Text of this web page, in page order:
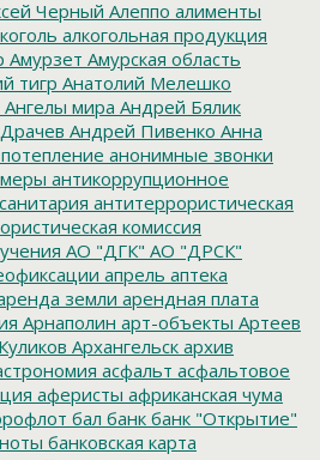
Черный Алеппо алименты
алкогольная продукция
Амурзет Амурская область
тигр Анатолий Мелешко
Ангелы мира Андрей Бялик
Андрей Пивенко Анна
анонимные звонки
антикоррупционное
антитеррористическая
комиссия
АО "ДГК" АО "ДРСК"
апрель аптека
земли арендная плата
Арнаполин арт-объекты Артеев
Архангельск архив
асфальт асфальтовое
аферисты африканская чума
бал банк банк "Открытие"
банковская карта